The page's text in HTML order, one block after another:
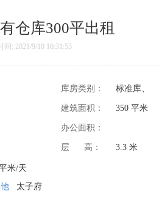
仓库300平出租
: 2021/9/10 16:31:53
库房类别： 标准库、
建筑面积： 350 平米
办公面积：
层 高： 3.3 米
米/天
太子府